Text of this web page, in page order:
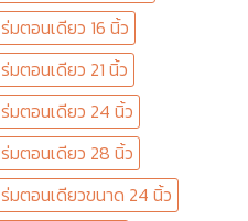
ร่มตอนเดียว 16 นิ้ว
ร่มตอนเดียว 21 นิ้ว
ร่มตอนเดียว 24 นิ้ว
ร่มตอนเดียว 28 นิ้ว
ร่มตอนเดียวขนาด 24 นิ้ว